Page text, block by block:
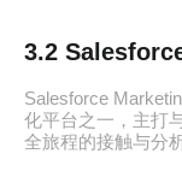
3.2
Salesforce
化平台之一，主打
全旅程的接触与分析